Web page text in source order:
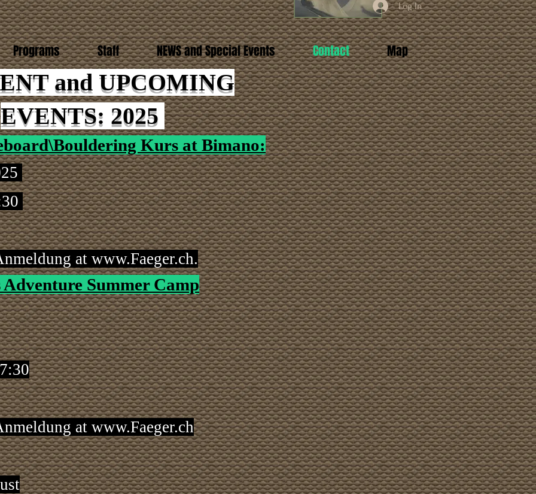
Log In
Programs Staff NEWS and Special Events Contact Map
and UPCOMING
EVENTS: 2025
Kurs at Bimano:
at www.Faeger.ch.
Summer Camp
at www.Faeger.ch